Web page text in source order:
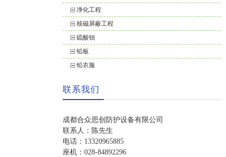
净化工程
核磁屏蔽工程
硫酸钡
铅板
铅衣服
联系我们
成都合众思创防护设备有限公司
联系人：陈先生
电话：13320965885
座机：028-84892296